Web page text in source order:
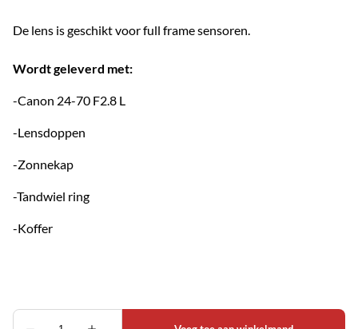
De lens is geschikt voor full frame sensoren.
Wordt geleverd met:
-Canon 24-70 F2.8 L
-Lensdoppen
-Zonnekap
-Tandwiel ring
-Koffer